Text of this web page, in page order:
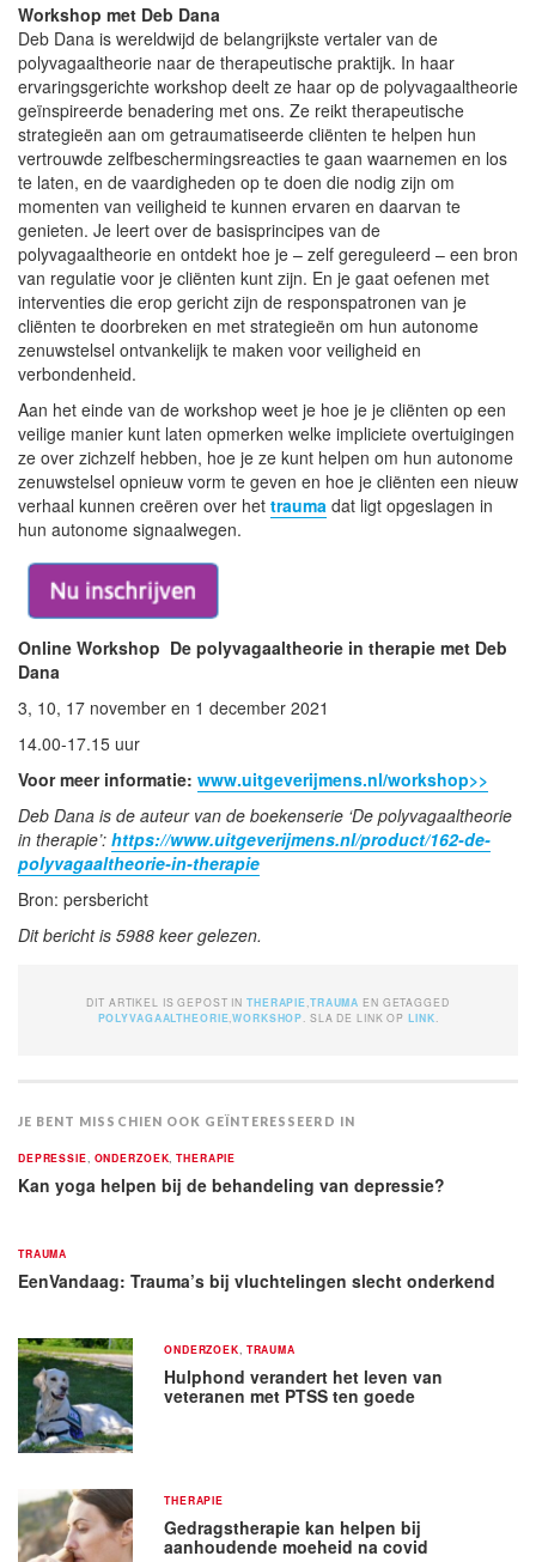
Workshop met Deb Dana
Deb Dana is wereldwijd de belangrijkste vertaler van de
polyvagaaltheorie naar de therapeutische praktijk. In haar
ervaringsgerichte workshop deelt ze haar op de polyvagaaltheorie
geïnspireerde benadering met ons. Ze reikt therapeutische
strategieën aan om getraumatiseerde cliënten te helpen hun
vertrouwde zelfbeschermingsreacties te gaan waarnemen en los
te laten, en de vaardigheden op te doen die nodig zijn om
momenten van veiligheid te kunnen ervaren en daarvan te
genieten. Je leert over de basisprincipes van de
polyvagaaltheorie en ontdekt hoe je – zelf gereguleerd – een bron
van regulatie voor je cliënten kunt zijn. En je gaat oefenen met
interventies die erop gericht zijn de responspatronen van je
cliënten te doorbreken en met strategieën om hun autonome
zenuwstelsel ontvankelijk te maken voor veiligheid en
verbondenheid.
Aan het einde van de workshop weet je hoe je je cliënten op een
veilige manier kunt laten opmerken welke impliciete overtuigingen
ze over zichzelf hebben, hoe je ze kunt helpen om hun autonome
zenuwstelsel opnieuw vorm te geven en hoe je cliënten een nieuw
verhaal kunnen creëren over het trauma dat ligt opgeslagen in
hun autonome signaalwegen.
Online Workshop De polyvagaaltheorie in therapie met Deb
Dana
3, 10, 17 november en 1 december 2021
14.00-17.15 uur
Voor meer informatie: www.uitgeverijmens.nl/workshop>>
Deb Dana is de auteur van de boekenserie ‘De polyvagaaltheorie
in therapie’: https://www.uitgeverijmens.nl/product/162-de-
polyvagaaltheorie-in-therapie
Bron: persbericht
Dit bericht is 5988 keer gelezen.
DIT ARTIKEL IS GEPOST INTHERAPIE,TRAUMA EN GETAGGED
POLYVAGAALTHEORIE,WORKSHOP. SLA DE LINK OPLINK.
JE BENT MISSCHIEN OOK GEÏNTERESSEERD IN
DEPRESSIE, ONDERZOEK,THERAPIE
Kan yoga helpen bij de behandeling van depressie?
TRAUMA
EenVandaag: Trauma’s bij vluchtelingen slecht onderkend
ONDERZOEK, TRAUMA
Hulphond verandert het leven van
veteranen met PTSS ten goede
THERAPIE
Gedragstherapie kan helpen bij
aanhoudende moeheid na covid